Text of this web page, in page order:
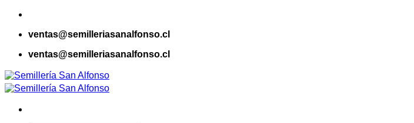
Saltar
contenidoventas@semilleriasanalfonso.cl
ventas@semilleriasanalfonso.cl